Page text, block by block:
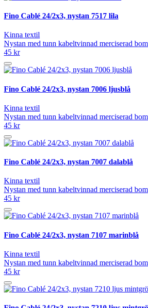
Fino Cablé 24/2x3, nystan 7517 lila
Kinna textil
Nystan med tunn kabeltvinnad merciserad
45 kr
Fino Cablé 24/2x3, nystan 7006 ljusblå
Kinna textil
Nystan med tunn kabeltvinnad merciserad
45 kr
Fino Cablé 24/2x3, nystan 7007 dalablå
Kinna textil
Nystan med tunn kabeltvinnad merciserad
45 kr
Fino Cablé 24/2x3, nystan 7107 marinblå
Kinna textil
Nystan med tunn kabeltvinnad merciserad
45 kr